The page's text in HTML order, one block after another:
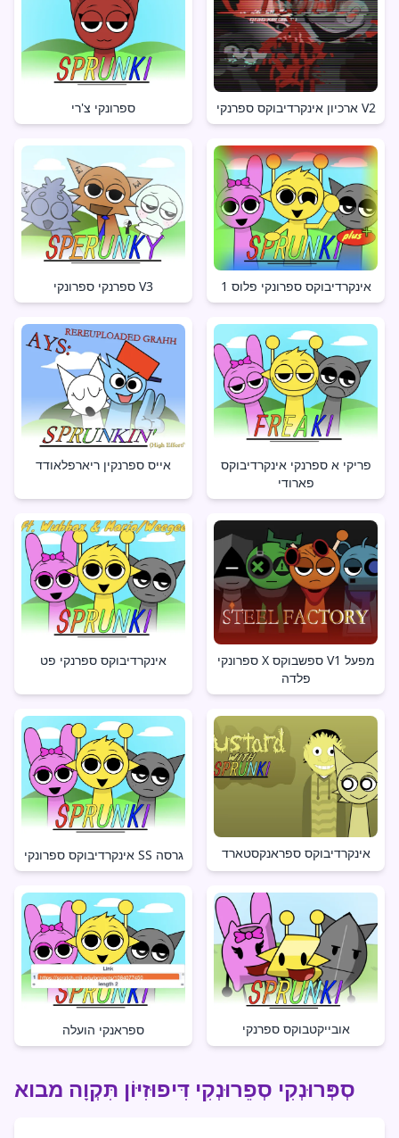
ספרונקי צ'רי ארכיון אינקרדיבוקס ספרנקי V2
ספרנקי ספרונקי V3 אינקרדיבוקס ספרונקי פלוס 1
אייס ספרנקין ריארפלאודד
פריקי א ספרנקי אינקרדיבוקס
פארודי
אינקרדיבוקס ספרנקי פט
ספרונקי X ספשבוקס V1 מפעל
פלדה
אינקרדיבוקס ספרונקי SS גרסה אינקרדיבוקס ספראנקסטארד
ספראנקי הועלה אובייקטבוקס ספרנקי
סְפְּרוּנְקִי סְפֵרוּנְקִי דִּיפוּזִיּוֹן תִּקְוָה מבוא